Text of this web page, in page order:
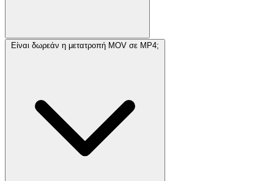
Είναι δωρεάν η μετατροπή MOV σε MP4;